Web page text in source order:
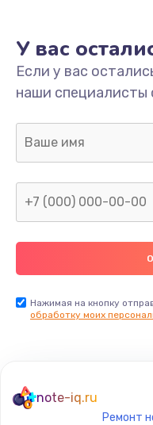
У вас
Если у вас
наши специалисты
Нажимая на кнопку
обработку моих
note-iq.ru
Ремонт